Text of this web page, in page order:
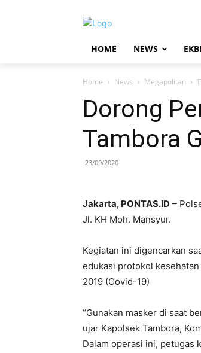
HOME NEWS
Home News Megapolitan
Dorong
Tambora
23/09/2020
Jakarta, PONTAS.ID –
Jl. KH Moh. Mansyur.
Kegiatan ini digencarkan
edukasi protokol
2019 (Covid-19)
“Gunakan masker di saat
ujar Kapolsek Tambora,
Dalam operasi ini, petugas